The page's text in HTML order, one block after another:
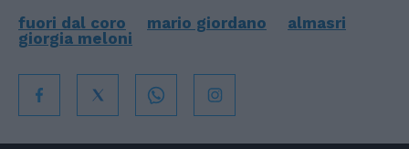
fuori dal coro mario giordano
almasri
giorgia meloni